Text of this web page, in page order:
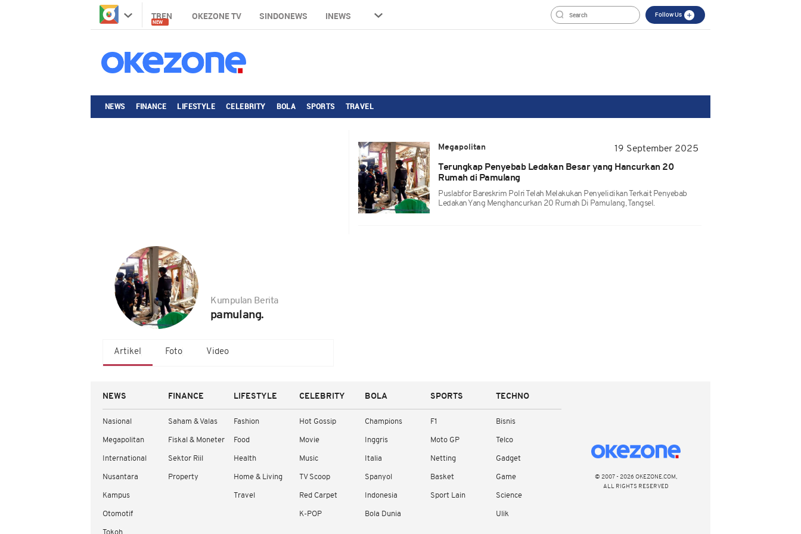
TREN
NEW
OKEZONE TV SINDONEWS INEWS Follow Us
NEWS FINANCE LIFESTYLE CELEBRITY BOLA SPORTS TRAVEL
Kumpulan Berita
pamulang.
Artikel Foto Video
Megapolitan
19 September 2025
Terungkap Penyebab Ledakan Besar yang Hancurkan 20
Rumah di Pamulang
Puslabfor Bareskrim Polri Telah Melakukan Penyelidikan Terkait Penyebab
Ledakan Yang Menghancurkan 20 Rumah Di Pamulang, Tangsel.
NEWS
Nasional
Megapolitan
International
Nusantara
Kampus
Otomotif
FINANCE
Saham & Valas
Fiskal & Moneter
Sektor Riil
Property
LIFESTYLE
Fashion
Food
Health
Home & Living
Travel
CELEBRITY
Hot Gossip
Movie
Music
TV Scoop
Red Carpet
K-POP
BOLA
Champions
Inggris
Italia
Spanyol
Indonesia
Bola Dunia
SPORTS
F1
Moto GP
Netting
Basket
Sport Lain
TECHNO
Bisnis
Telco
Gadget
Game
Science
Ulik
© 2007 - 2026 OKEZONE.COM,
ALL RIGHTS RESERVED